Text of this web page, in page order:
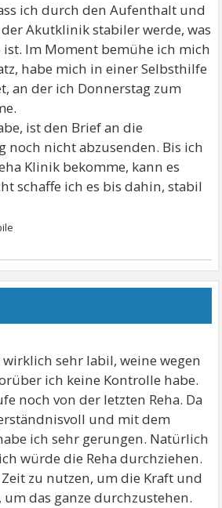
ich durch den Aufenthalt und
Akutklinik stabiler werde, was
Im Moment bemühe ich mich
habe mich in einer Selbsthilfe
an der ich Donnerstag zum
ist den Brief an die
noch nicht abzusenden. Bis ich
Klinik bekomme, kann es
schaffe ich es bis dahin, stabil
sehr labil, weine wegen
ich keine Kontrolle habe.
noch von der letzten Reha. Da
und mit dem
ich sehr gerungen. Natürlich
würde die Reha durchziehen.
zu nutzen, um die Kraft und
um das ganze durchzustehen.